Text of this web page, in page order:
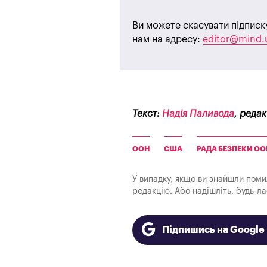
Ви можете скасувати
нам на адресу:
Текст: Надія Паливода,
ООН США РАДА БЕЗПЕКИ
У випадку, якщо ви знайшли
редакцію. Або надішліть, будь-
Підпишись на Google